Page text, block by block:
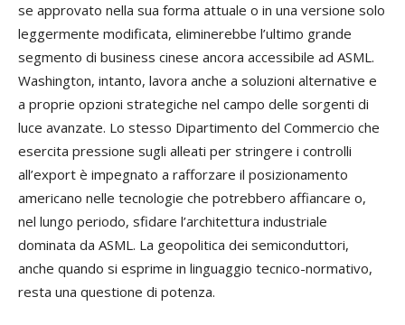
se approvato nella sua forma attuale o in una versione solo
leggermente modificata, eliminerebbe l’ultimo grande
segmento di business cinese ancora accessibile ad ASML.
Washington, intanto, lavora anche a soluzioni alternative e
a proprie opzioni strategiche nel campo delle sorgenti di
luce avanzate. Lo stesso Dipartimento del Commercio che
esercita pressione sugli alleati per stringere i controlli
all’export è impegnato a rafforzare il posizionamento
americano nelle tecnologie che potrebbero affiancare o,
nel lungo periodo, sfidare l’architettura industriale
dominata da ASML. La geopolitica dei semiconduttori,
anche quando si esprime in linguaggio tecnico-normativo,
resta una questione di potenza.